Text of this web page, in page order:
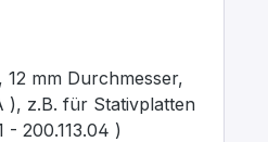
mm Durchmesser,
), z.B. für Stativplatten
- 200.113.04 )